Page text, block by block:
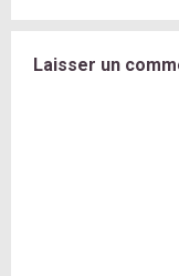
Laisser un